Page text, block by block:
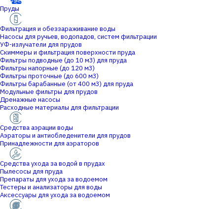
Пруды
Фильтрация и обеззараживание воды
Насосы для ручьев, водопадов, систем фильтрации
УФ-излучатели для прудов
Скиммеры и фильтрация поверхности пруда
Фильтры подводные (до 10 м3) для пруда
Фильтры напорные (до 120 м3)
Фильтры проточные (до 600 м3)
Фильтры барабанные (от 400 м3) для пруда
Модульные фильтры для прудов
Дренажные насосы
Расходные материалы для фильтрации
Средства аэрации воды
Аэраторы и антиобледенители для прудов
Принадлежности для аэраторов
Средства ухода за водой в прудах
Пылесосы для пруда
Препараты для ухода за водоемом
Тестеры и анализаторы для воды
Аксессуары для ухода за водоемом